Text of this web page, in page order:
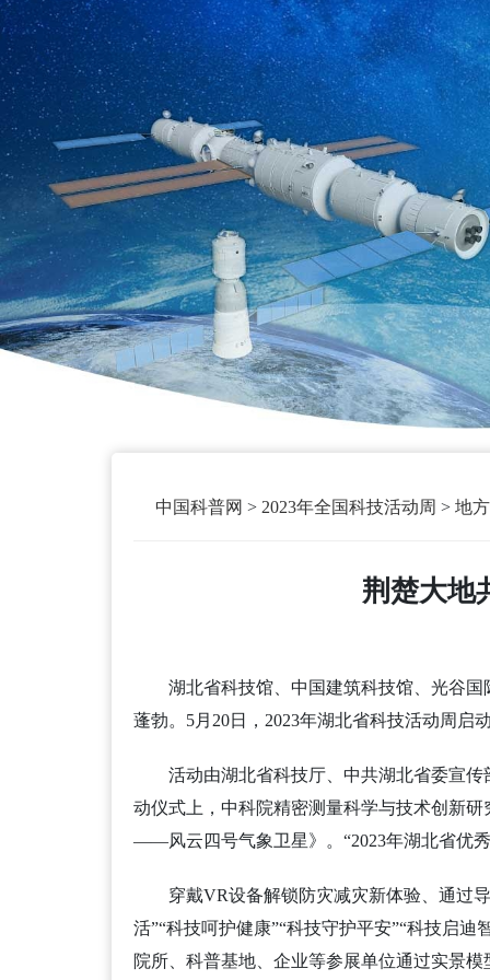
中国科普网 > 2023年全国科技活动周 > 地
荆楚大地
湖北省科技馆、中国建筑科技馆、光谷
蓬勃。5月20日，2023年湖北省科技活动周启
活动由湖北省科技厅、中共湖北省委宣
动仪式上，中科院精密测量科学与技术创新
——风云四号气象卫星》。“2023年湖北省优
穿戴VR设备解锁防灾减灾新体验、通过
活”“科技呵护健康”“科技守护平安”“科技启
院所、科普基地、企业等参展单位通过实景